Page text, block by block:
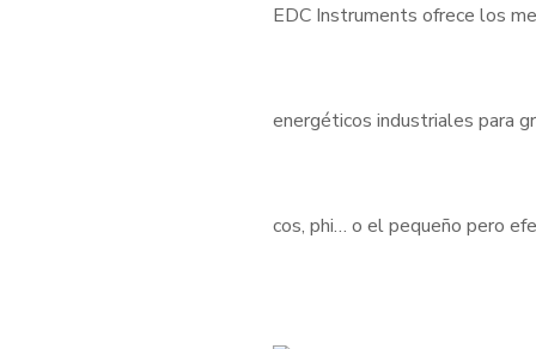
EDC Instruments ofrece los
energéticos industriales para
cos, phi… o el pequeño pero